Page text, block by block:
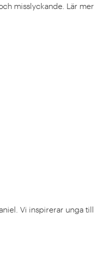
misslyckande. Lär mer
Vi inspirerar unga